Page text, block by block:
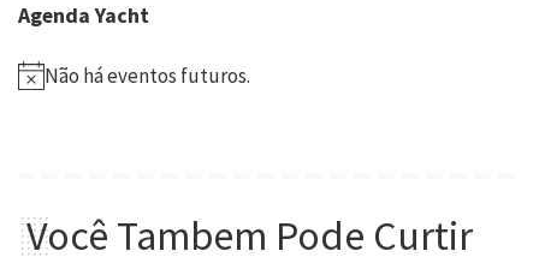
Agenda Yacht
Não há eventos futuros.
Você Tambem Pode Curtir